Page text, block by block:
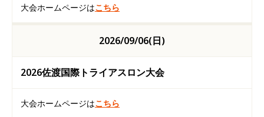
大会ホームページはこちら
2026/09/06(日)
2026佐渡国際トライアスロン大会
大会ホームページはこちら